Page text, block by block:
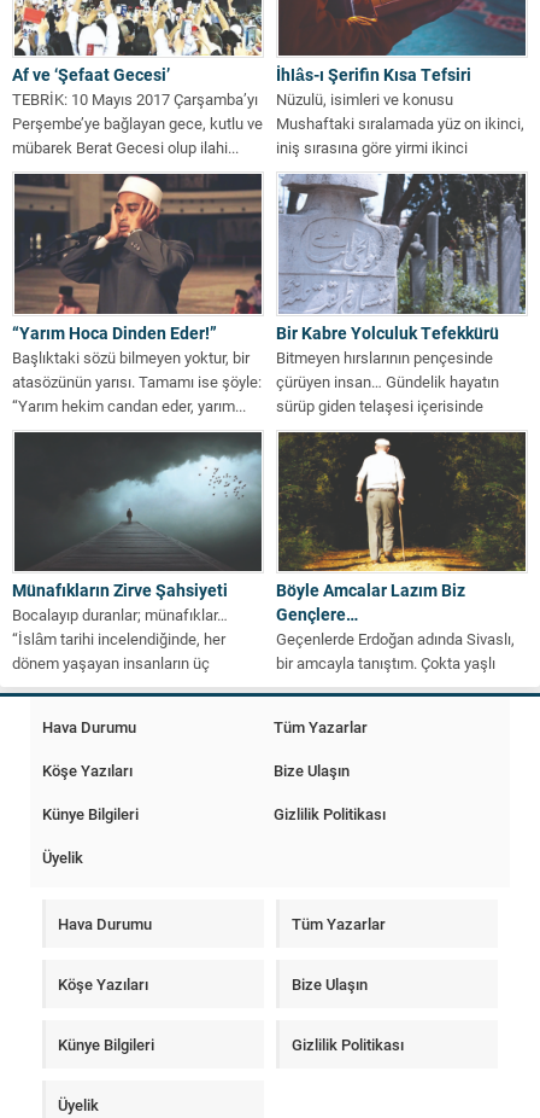
Af ve ‘Şefaat Gecesi’
TEBRİK: 10 Mayıs 2017 Çarşamba’yı
Perşembe’ye bağlayan gece, kutlu ve
mübarek Berat Gecesi olup ilahi...
İhlâs-ı Şerifin Kısa Tefsiri
Nüzulü, isimleri ve konusu
Mushaftaki sıralamada yüz on ikinci,
iniş sırasına göre yirmi ikinci
sûredir....
“Yarım Hoca Dinden Eder!”
Başlıktaki sözü bilmeyen yoktur, bir
atasözünün yarısı. Tamamı ise şöyle:
“Yarım hekim candan eder, yarım...
Bir Kabre Yolculuk Tefekkürü
Bitmeyen hırslarının pençesinde
çürüyen insan… Gündelik hayatın
sürüp giden telaşesi içerisinde
oradan oraya savrulup duruyoruz....
Münafıkların Zirve Şahsiyeti
Bocalayıp duranlar; münafıklar…
“İslâm tarihi incelendiğinde, her
dönem yaşayan insanların üç
sınıftan birine dâhil oldukları...
Böyle Amcalar Lazım Biz
Gençlere…
Geçenlerde Erdoğan adında Sivaslı,
bir amcayla tanıştım. Çokta yaşlı
görünmüyordu. Atmışında falandı.
Hava Durumu
Tüm Yazarlar
Köşe Yazıları
Bize Ulaşın
Künye Bilgileri
Gizlilik Politikası
Üyelik
Hava Durumu Tüm Yazarlar
Köşe Yazıları Bize Ulaşın
Künye Bilgileri Gizlilik Politikası
Üyelik